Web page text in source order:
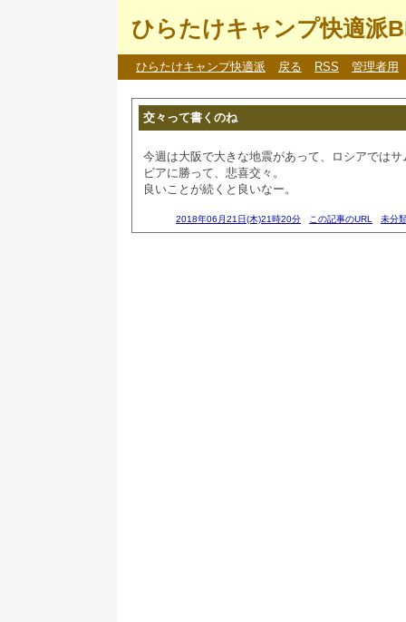
ひらたけキャンプ快適派
ひらたけキャンプ快適派 戻る RSS 管理者用
交々って書くのね
今週は大阪で大きな地震があって、ロシアでは
ビアに勝って、悲喜交々。
良いことが続くと良いなー。
2018年06月21日(木)21時20分 この記事のURL 未分